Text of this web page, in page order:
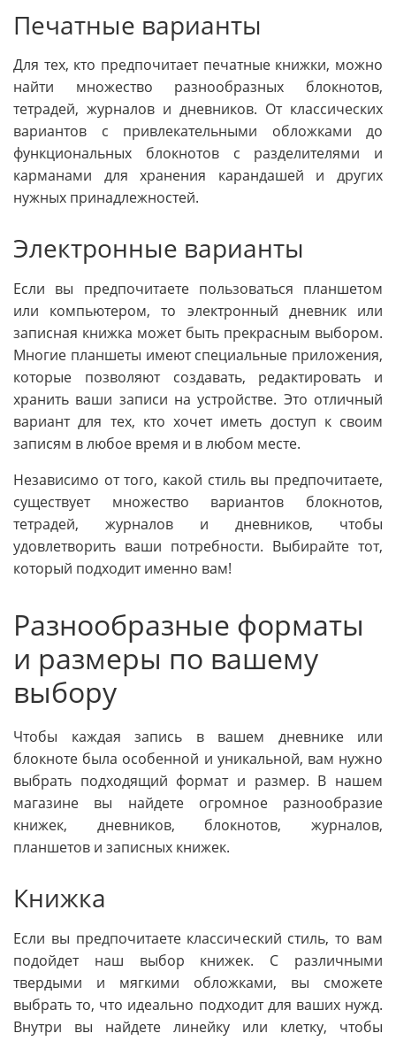
Печатные варианты
Для тех, кто предпочитает печатные книжки, можно
найти множество разнообразных блокнотов,
тетрадей, журналов и дневников. От классических
вариантов с привлекательными обложками до
функциональных блокнотов с разделителями и
карманами для хранения карандашей и других
нужных принадлежностей.
Электронные варианты
Если вы предпочитаете пользоваться планшетом
или компьютером, то электронный дневник или
записная книжка может быть прекрасным выбором.
Многие планшеты имеют специальные приложения,
которые позволяют создавать, редактировать и
хранить ваши записи на устройстве. Это отличный
вариант для тех, кто хочет иметь доступ к своим
записям в любое время и в любом месте.
Независимо от того, какой стиль вы предпочитаете,
существует множество вариантов блокнотов,
тетрадей, журналов и дневников, чтобы
удовлетворить ваши потребности. Выбирайте тот,
который подходит именно вам!
Разнообразные форматы
и размеры по вашему
выбору
Чтобы каждая запись в вашем дневнике или
блокноте была особенной и уникальной, вам нужно
выбрать подходящий формат и размер. В нашем
магазине вы найдете огромное разнообразие
книжек, дневников, блокнотов, журналов,
планшетов и записных книжек.
Книжка
Если вы предпочитаете классический стиль, то вам
подойдет наш выбор книжек. С различными
твердыми и мягкими обложками, вы сможете
выбрать то, что идеально подходит для ваших нужд.
Внутри вы найдете линейку или клетку, чтобы